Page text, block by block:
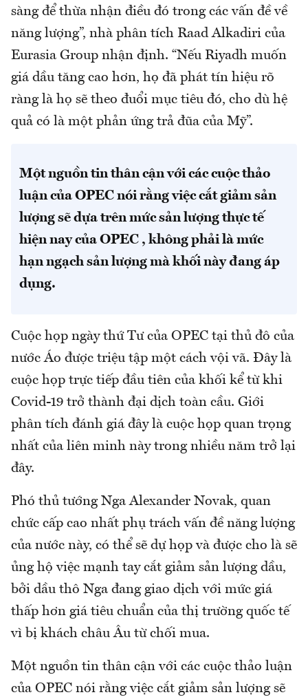
sàng để thừa nhận điều đó trong các vấn đề về
năng lượng”, nhà phân tích Raad Alkadiri của
Eurasia Group nhận định. “Nếu Riyadh muốn
giá dầu tăng cao hơn, họ đã phát tín hiệu rõ
ràng là họ sẽ theo đuổi mục tiêu đó, cho dù hệ
quả có là một phản ứng trả đũa của Mỹ”.
Một nguồn tin thân cận với các cuộc thảo
luận của OPEC nói rằng việc cắt giảm sản
lượng sẽ dựa trên mức sản lượng thực tế
hiện nay của OPEC , không phải là mức
hạn ngạch sản lượng mà khối này đang áp
dụng.
Cuộc họp ngày thứ Tư của OPEC tại thủ đô của
nước Áo được triệu tập một cách vội vã. Đây là
cuộc họp trực tiếp đầu tiên của khối kể từ khi
Covid-19 trở thành đại dịch toàn cầu. Giới
phân tích đánh giá đây là cuộc họp quan trọng
nhất của liên minh này trong nhiều năm trở lại
đây.
Phó thủ tướng Nga Alexander Novak, quan
chức cấp cao nhất phụ trách vấn đề năng lượng
của nước này, có thể sẽ dự họp và được cho là sẽ
ủng hộ việc mạnh tay cắt giảm sản lượng dầu,
bởi dầu thô Nga đang giao dịch với mức giá
thấp hơn giá tiêu chuẩn của thị trường quốc tế
vì bị khách châu Âu từ chối mua.
Một nguồn tin thân cận với các cuộc thảo luận
của OPEC nói rằng việc cắt giảm sản lượng sẽ